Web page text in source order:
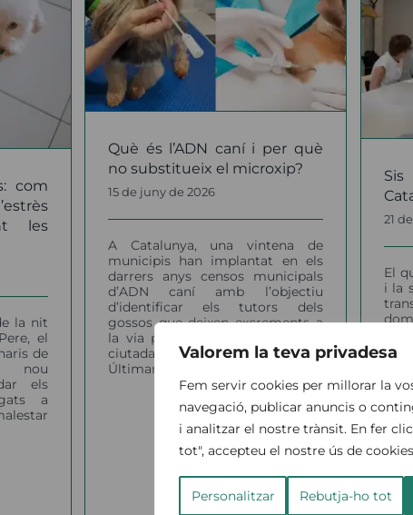
Valorem la teva privadesa
Fem servir cookies per millorar la
navegació, publicar anuncis o
i analitzar el nostre trànsit. En fer
tot", accepteu el nostre ús de
Personalitzar Rebutja-ho tot
com
les
la nit
el
de
nou
els
a
i per
el
Què és l’ADN caní i per què
no substitueix el microxip?
15 de juny de 2026
A Catalunya, una vintena de
municipis han implantat en els
darrers anys censos municipals
d’ADN caní amb l’objectiu
d’identificar els tutors dels
gossos que deixen excrements a
la via pública i fomentar que la
ciutadania sigui més responsable.
Últimament, des [...]
Sis mesos de PPA a
Catalunya: Què n’hem
après?
notícies
21
El
i la